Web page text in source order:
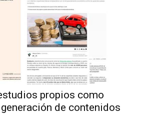
propios como
de contenidos